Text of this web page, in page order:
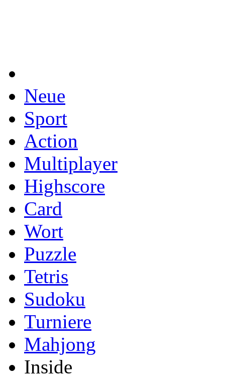
Neue
Sport
Action
Multiplayer
Highscore
Card
Wort
Puzzle
Tetris
Sudoku
Turniere
Mahjong
Inside